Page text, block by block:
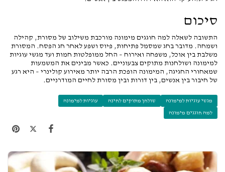
סיכום
התשובה לשאלה למה חוגגים מימונה מורכבת משילוב של מסורת, קהילה
ושמחה. מדובר בחג שמסמל פתיחות, פיוס ושפע לאחר חג הפסח. המסורת
משלבת בין אוכל, משפחה ואירוח – החל ממופלטות חמות ועד מגשי עוגיות
למימונה ושולחנות מתוקים צבעוניים. כאשר מבינים את המשמעות
שמאחורי החגיגה, המימונה הופכת הרבה יותר מאירוע קולינרי – היא רגע
של חיבור בין אנשים, בין דורות ובין מסורת לחיים המודרניים.
מגשי עוגיות למימונה שולחן מתוקים לחינה עוגיות למימונה
למה חוגגים מימונה